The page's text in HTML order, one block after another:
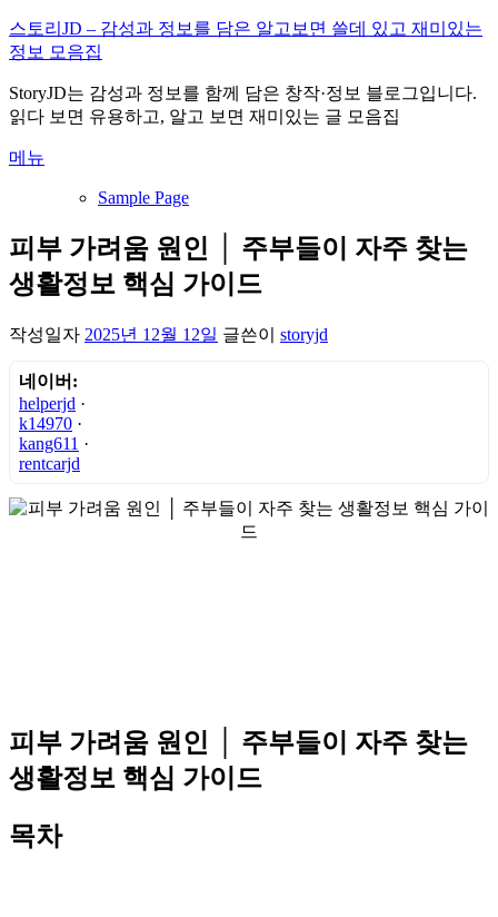
내
용
로
바
가
스토리JD – 감성과 정보를 담은 알고보면 쓸데 있고 재미있는
정보 모음집
StoryJD는 감성과 정보를 함께 담은 창작·정보 블로그입니다.
읽다 보면 유용하고, 알고 보면 재미있는 글 모음집
메뉴
Sample Page
피부 가려움 원인 │ 주부들이 자주 찾는
생활정보 핵심 가이드
작성일자 2025년 12월 12일 글쓴이 storyjd
네이버:
helperjd ·
k14970 ·
kang611 ·
rentcarjd
피부 가려움 원인 │ 주부들이 자주 찾는
생활정보 핵심 가이드
목차